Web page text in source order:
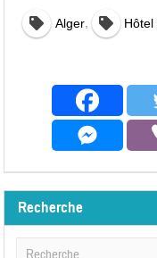
Alger, Hôtel
Recherche